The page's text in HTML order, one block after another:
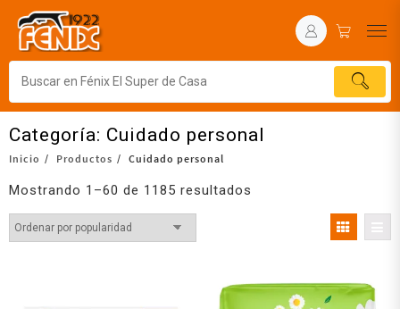
Categoría: Cuidado personal
Inicio Productos Cuidado personal
Mostrando 1–60 de 1185 resultados